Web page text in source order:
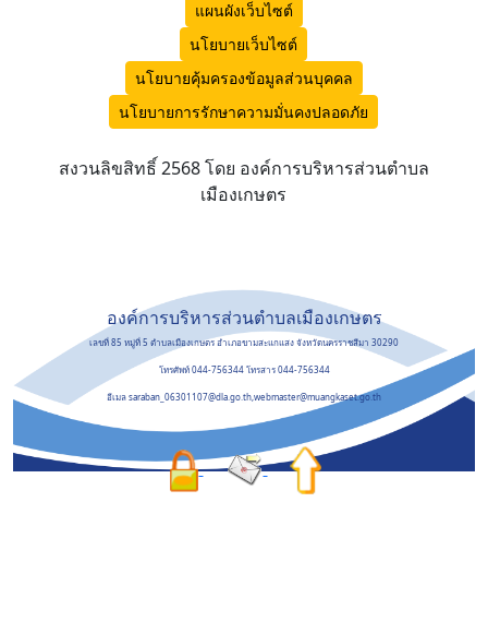
แผนผังเว็บไซต์
นโยบายเว็บไซต์
นโยบายคุ้มครองข้อมูลส่วนบุคคล
นโยบายการรักษาความมั่นคงปลอดภัย
สงวนลิขสิทธิ์ 2568 โดย องค์การบริหารส่วนตำบล
เมืองเกษตร
องค์การบริหารส่วนตำบลเมืองเกษตร
เลขที่ 85 หมู่ที่ 5 ตำบลเมืองเกษตร อำเภอขามสะแกแสง จังหวัดนครราชสีมา 30290
โทรศัพท์ 044-756344 โทรสาร 044-756344
อีเมล saraban_06301107@dla.go.th,webmaster@muangkaset.go.th